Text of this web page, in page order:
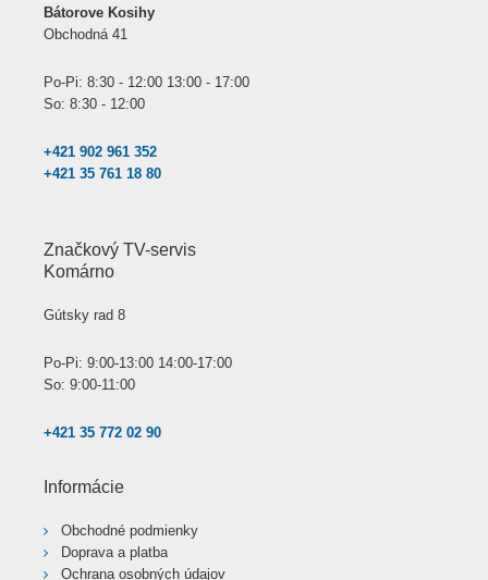
Bátorove Kosihy
Obchodná 41
Po-Pi: 8:30 - 12:00 13:00 - 17:00
So: 8:30 - 12:00
+421 902 961 352
+421 35 761 18 80
Značkový TV-servis
Komárno
Gútsky rad 8
Po-Pi: 9:00-13:00 14:00-17:00
So: 9:00-11:00
+421 35 772 02 90
Informácie
Obchodné podmienky
Doprava a platba
Ochrana osobných údajov